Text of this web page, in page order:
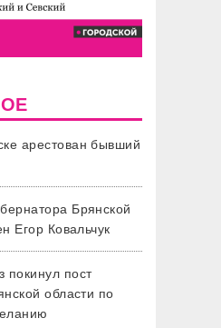
арестован бывший
Брянской
Егор Ковальчук
покинул пост
области по